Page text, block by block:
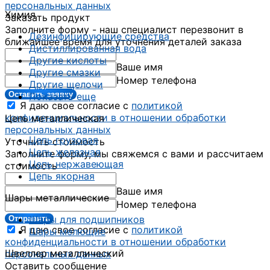
Химия
Дезинфицирующие средства
Дистиллированная вода
Другие кислоты
Другие смазки
Другие щелочи
Показать еще
Цепь металлическая
Цепь грузовая
Цепь железная
Цепь нержавеющая
Цепь якорная
Шары металлические
Шары для подшипников
Шары мелющие
Швеллер металлический
персональных данных
Заказать продукт
Заполните форму - наш специалист перезвонит в
ближайшее время для уточнения деталей заказа
Ваше имя
Номер телефона
Оставить заявку
Я даю свое согласие с политикой
конфиденциальности в отношении обработки
персональных данных
Уточнить стоимость
Заполните форму, мы свяжемся с вами и рассчитаем
стоимость
Ваше имя
Номер телефона
Отправить
Я даю свое согласие с политикой
конфиденциальности в отношении обработки
персональных данных
Оставить сообщение